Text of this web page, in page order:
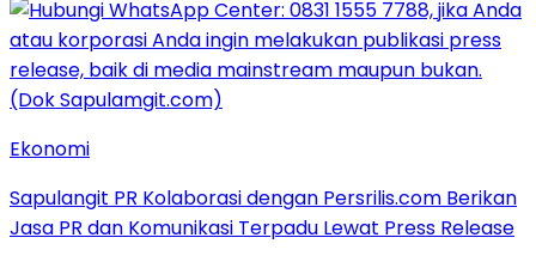
Ekonomi
Sapulangit PR Kolaborasi dengan Persrilis.com Berikan
Jasa PR dan Komunikasi Terpadu Lewat Press Release